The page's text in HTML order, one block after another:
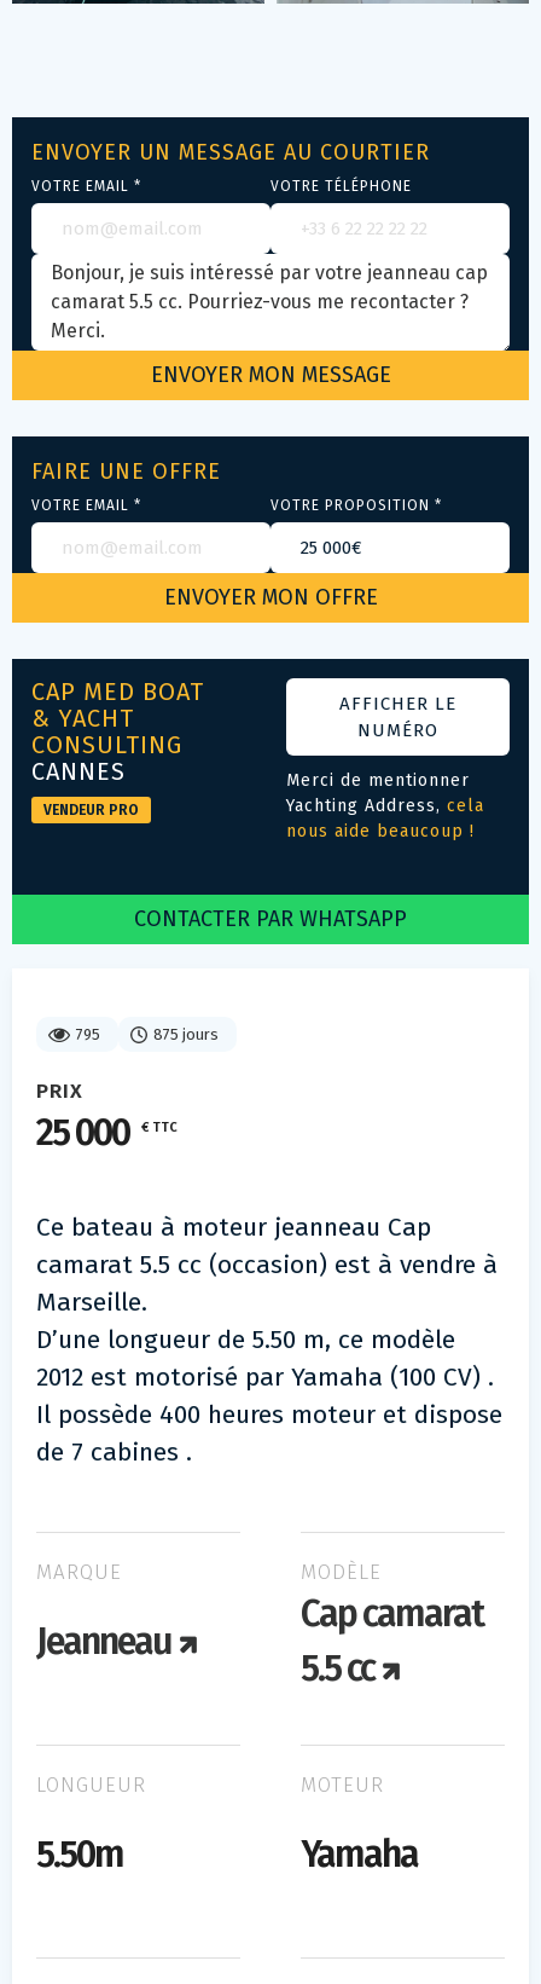
795 875 jours
PRIX
25 000 € TTC
Ce bateau à moteur jeanneau Cap
camarat 5.5 cc (occasion) est à vendre à
Marseille.
D’une longueur de 5.50 m, ce modèle
2012 est motorisé par Yamaha (100 CV) .
Il possède 400 heures moteur et dispose
de 7 cabines .
MARQUE
Jeanneau
MODÈLE
Cap camarat
5.5 cc
LONGUEUR
5.50m
MOTEUR
Yamaha
ENVOYER UN MESSAGE AU COURTIER
VOTRE EMAIL * VOTRE TÉLÉPHONE
FAIRE UNE OFFRE
VOTRE EMAIL * VOTRE PROPOSITION *
CAP MED BOAT
& YACHT
CONSULTING
CANNES
VENDEUR PRO
AFFICHER LE
NUMÉRO
Merci de mentionner
Yachting Address, cela
nous aide beaucoup !
CONTACTER PAR WHATSAPP